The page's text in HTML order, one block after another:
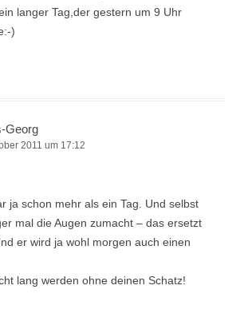
langer Tag,der gestern um 9 Uhr
)
Georg
2011 um 17:12
ja schon mehr als ein Tag. Und selbst
mal die Augen zumacht – das ersetzt
er wird ja wohl morgen auch einen
lang werden ohne deinen Schatz!